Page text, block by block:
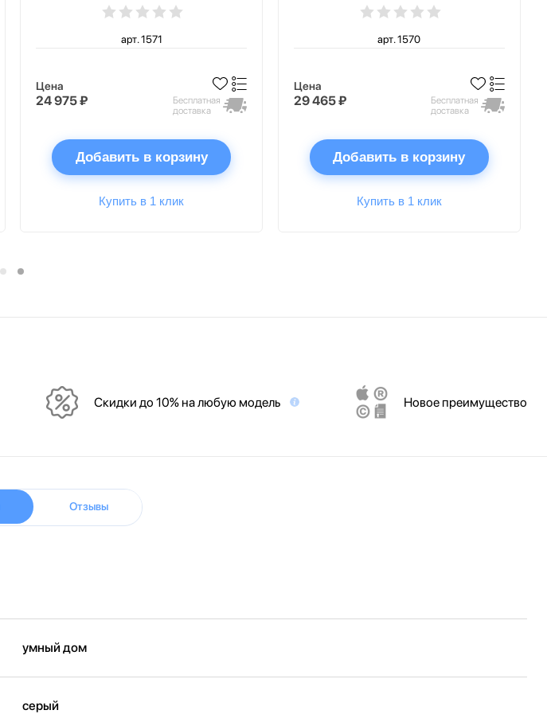
арт. 1571
Цена
24 975 ₽
Бесплатная
доставка
Добавить в корзину
Купить в 1 клик
арт. 1570
Цена
29 465 ₽
Бесплатная
доставка
Добавить в корзину
Купить в 1 клик
Скидки до 10% на любую модель Новое преимущество
Отзывы
умный дом
серый